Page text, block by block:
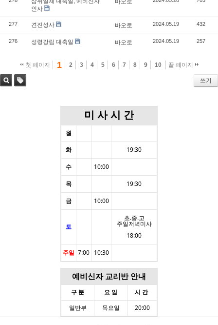
인사
바오로
277 견진성사 바오로 2024.05.19 432
276 성령강림 대축일 바오로 2024.05.19 257
첫 페이지 1 2 3 4 5 6 7 8 9 10 끝 페이지
쓰기
미 사 시 간
월
화
19:30
수 10:00
목 19:30
금 10:00
토
초.중.고
주일저녁미사
18:00
주일 7:00 10:30
예비신자 교리반 안내
구 분 요 일
시 간
일반부
목요일 20:00